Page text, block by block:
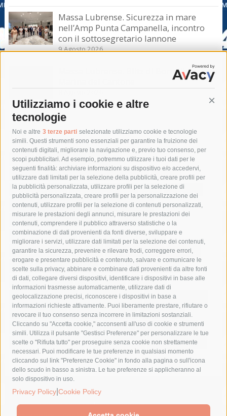
Utilizziamo i cookie e altre
tecnologie
Noi e altre 3 terze parti selezionate utilizziamo cookie e tecnologie
simili. Questi strumenti sono essenziali per garantire la fruizione dei
contenuti digitali, migliorare la navigazione e, previo tuo consenso, per
scopi pubblicitari. Ad esempio, potremmo utilizzare i tuoi dati per le
seguenti finalità: archiviare informazioni su dispositivo e/o accedervi,
utilizzare dati limitati per la selezione della pubblicità, creare profili per
la pubblicità personalizzata, utilizzare profili per la selezione di
pubblicità personalizzata, creare profili per la personalizzazione dei
contenuti, utilizzare profili per la selezione di contenuti personalizzati,
misurare le prestazioni degli annunci, misurare le prestazioni dei
contenuti, comprendere il pubblico attraverso statistiche o la
combinazione di dati provenienti da fonti diverse, sviluppare e
migliorare i servizi, utilizzare dati limitati per la selezione dei contenuti,
garantire la sicurezza, prevenire e rilevare frodi, correggere errori,
erogare e presentare pubblicità e contenuto, salvare e comunicare le
scelte sulla privacy, abbinare e combinare dati provenienti da altre fonti
di dati, collegare diversi dispositivi, identificare i dispositivi in base alle
informazioni trasmesse automaticamente, utilizzare dati di
geolocalizzazione precisi, riconoscere i dispositivi in base a
informazioni richieste attivamente. Puoi liberamente prestare, rifiutare o
revocare il tuo consenso senza incorrere in limitazioni sostanziali.
Cliccando su "Accetta cookie," acconsenti all'uso di cookie e strumenti
simili. Utilizza il pulsante "Gestisci Preferenze" per personalizzare le tue
scelte o "Rifiuta tutto" per proseguire senza cookie non strettamente
necessari. Puoi modificare le tue preferenze in qualsiasi momento
cliccando sul link "Preferenze Cookie" in fondo alla pagina o sull'icona
dello scudo in basso a sinistra. Le tue preferenze si applicheranno al
solo dispositivo in uso.
Privacy Policy Cookie Policy
Massa Lubrense. Sicurezza in mare
nell’Amp Punta Campanella, incontro
con il sottosegretario Iannone
9 Agosto 2026
Massa Lubrense. Blitz di Borrelli anche a
Tag
acqua allerta meteo
anas
area marina protetta di punta campanella
arresto
Asl Napoli 3 sud
capitaneria di porto capri
carabinieri
castellammare di stabia
circumvesuviana
comune di sorrento
concerto
contagi
costiera amalfitana
covid-19 eav
elezioni
fondazione sorrento
gori guardia costiera
incidente
lavori
lorenzo balducelli mare
massa lubrense
massimo coppola
Meta napoli
ordinanza
penisola sorrentina
piano di sorrento
polizia municipale
protezione civile
Regione Campania
sant'agnello
sindaco cuomo
sorrento studenti temporali
treni
turismo
Vico Equense villa fiorentino vincenzo de luca
© 2015 SorrentoPress. All rights reserved.
Il giornale online della Penisola Sorrentina